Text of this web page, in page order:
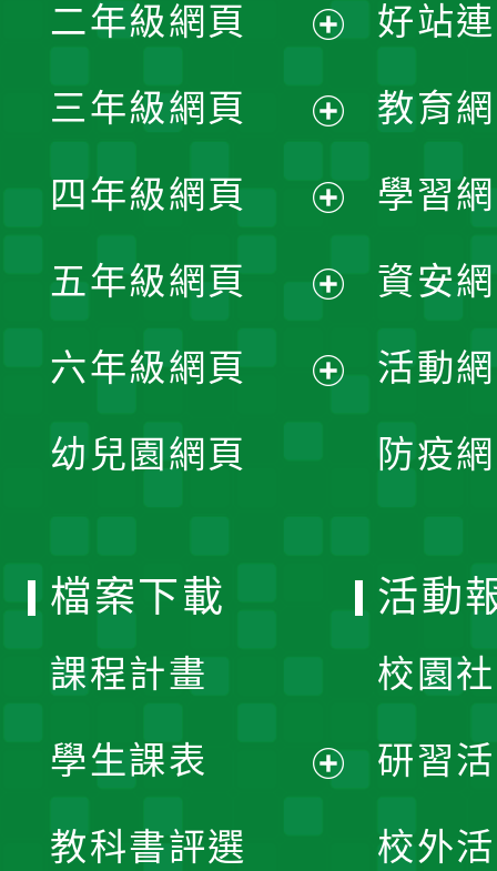
開
選
單
二年級網頁
開
選
單
三年級網頁
開
選
單
四年級網頁
開
選
五年級網頁
開
六年級網頁
幼兒園網頁
好站
教育
學習
資安
活動
防疫
檔案下載
課程計畫
學生課表
教科書評選
活動
校園
研習
校外